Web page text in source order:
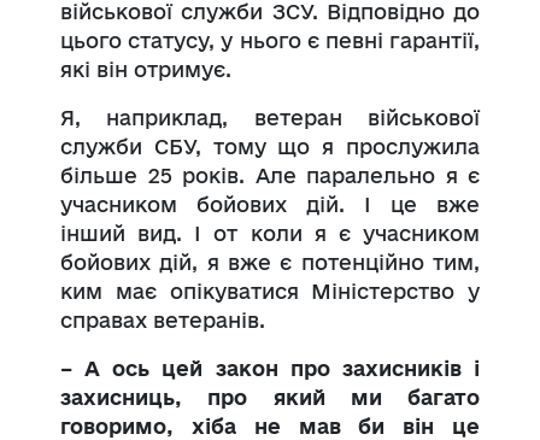
військової служби ЗСУ. Відповідно до
цього статусу, у нього є певні гарантії,
які він отримує.
Я, наприклад, ветеран військової
служби СБУ, тому що я прослужила
більше 25 років. Але паралельно я є
учасником бойових дій. І це вже
інший вид. І от коли я є учасником
бойових дій, я вже є потенційно тим,
ким має опікуватися Міністерство у
справах ветеранів.
– А ось цей закон про захисників і
захисниць, про який ми багато
говоримо, хіба не мав би він це